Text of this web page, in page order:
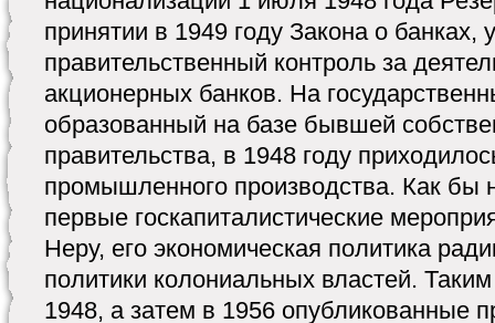
принятии в 1949 году Закона о банках,
правительственный контроль за
акционерных банков. На
образованный на базе бывшей
правительства, в 1948 году
промышленного производства. Как бы
первые госкапиталистические
Неру, его экономическая политика
политики колониальных властей.
1948, а затем в 1956 опубликованные